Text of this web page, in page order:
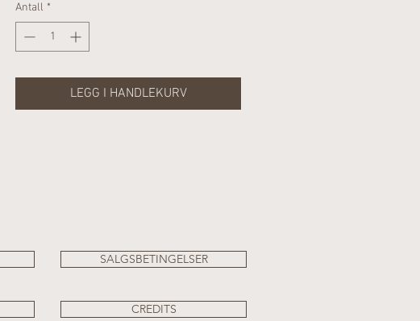
Antall *
LEGG I HANDLEKURV
SALGSBETINGELSER
CREDITS